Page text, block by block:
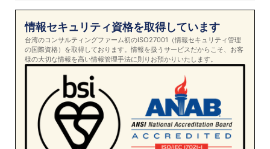
情報セキュリティ資格を取得しています
台湾のコンサルティングファーム初のISO27001（情報セキュリティ管理
の国際資格）を取得しております。情報を扱うサービスだからこそ、お客
様の大切な情報を高い情報管理手法に則りお預かりいたします。